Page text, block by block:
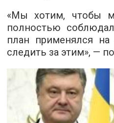
«Мы хотим, чтобы
полностью
план применялся
следить за этим», —